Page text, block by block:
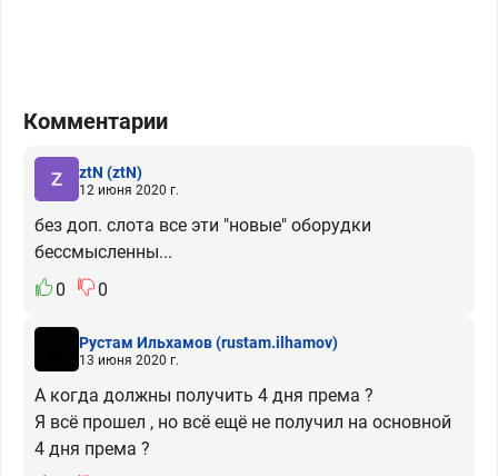
Комментарии
ztN (ztN)
12 июня 2020 г.
без доп. слота все эти "новые" оборудки
бессмысленны...
0
0
Рустам Ильхамов(rustam.ilhamov)
13 июня 2020 г.
А когда должны получить 4 дня према ?
Я всё прошел , но всё ещё не получил на основной
4 дня према ?